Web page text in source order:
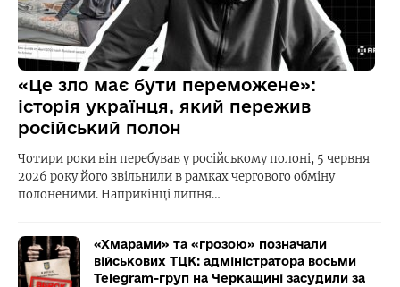
«Це зло має бути переможене»:
історія українця, який пережив
російський полон
Чотири роки він перебував у російському полоні, 5 червня
2026 року його звільнили в рамках чергового обміну
полоненими. Наприкінці липня…
«Хмарами» та «грозою» позначали
військових ТЦК: адміністратора восьми
Telegram-груп на Черкащині засудили за